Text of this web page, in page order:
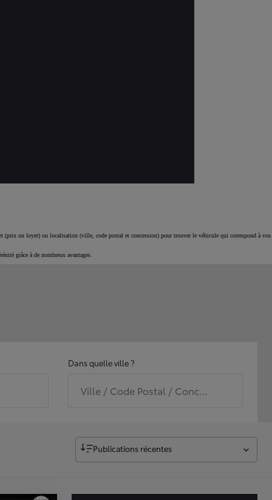
(prix ou loyer) ou localisation (ville, code postal et concession) pour trouver le véhicule qui correspond à vos
grâce à de nombreux avantages.
Dans quelle ville ?
Ville / Code Postal / Concession
Publications récentes